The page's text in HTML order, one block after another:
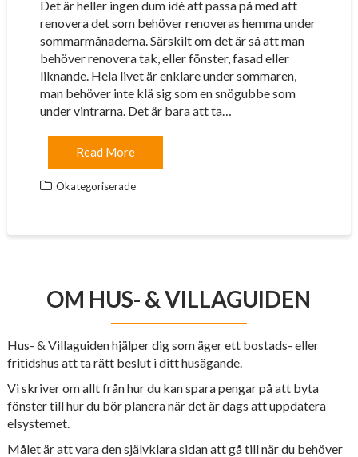
Det är heller ingen dum idé att passa på med att
renovera det som behöver renoveras hemma under
sommarmånaderna. Särskilt om det är så att man
behöver renovera tak, eller fönster, fasad eller
liknande. Hela livet är enklare under sommaren,
man behöver inte klä sig som en snögubbe som
under vintrarna. Det är bara att ta…
Read More
Okategoriserade
OM HUS- & VILLAGUIDEN
Hus- & Villaguiden hjälper dig som äger ett bostads- eller
fritidshus att ta rätt beslut i ditt husägande.
Vi skriver om allt från hur du kan spara pengar på att byta
fönster till hur du bör planera när det är dags att uppdatera
elsystemet.
Målet är att vara den självklara sidan att gå till när du behöver